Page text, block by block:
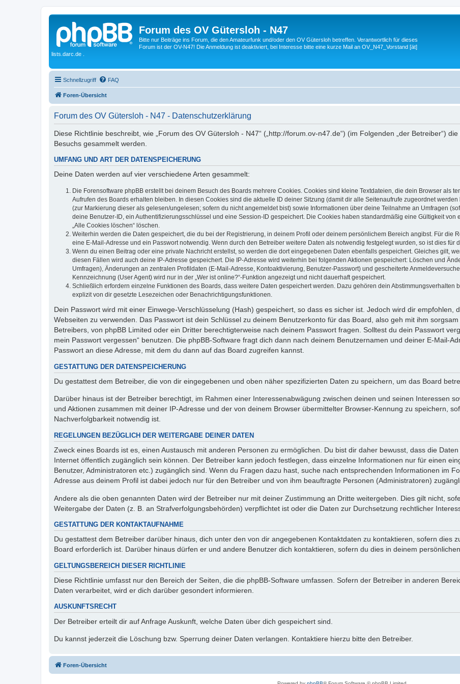
Forum des OV Gütersloh - N47
Bitte nur Beiträge ins Forum, die den Amateurfunk und/oder den OV Gütersloh betreffen. Verantwortlich für dieses
Forum ist der OV-N47! Die Anmeldung ist deaktiviert, bei Interesse bitte eine kurze Mail an OV_N47_Vorstand [ät]
lists.darc.de .
Schnellzugriff FAQ
Foren-Übersicht
Forum des OV Gütersloh - N47 - Datenschutzerklärung
Diese Richtlinie beschreibt, wie „Forum des OV Gütersloh - N47“ („http://forum.ov-n47.de“) (im Folgenden „der Betreiber“)
Besuchs gesammelt werden.
UMFANG UND ART DER DATENSPEICHERUNG
Deine Daten werden auf vier verschiedene Arten gesammelt:
Die Forensoftware phpBB erstellt bei deinem Besuch des Boards mehrere Cookies. Cookies sind kleine Textdateien, die dein Browser als
Aufrufen des Boards erhalten bleiben. In diesen Cookies sind die aktuelle ID deiner Sitzung (damit dir alle Seitenaufrufe zugeordnet
(zur Markierung dieser als gelesen/ungelesen; sofern du nicht angemeldet bist) sowie Informationen über deine Teilnahme an Umfragen
deine Benutzer-ID, ein Authentifizierungsschlüssel und eine Session-ID gespeichert. Die Cookies haben standardmäßig eine Gültigkeit von
„Alle Cookies löschen“ löschen.
Weiterhin werden die Daten gespeichert, die du bei der Registrierung, in deinem Profil oder deinem persönlichem Bereich angibst. Für die
eine E-Mail-Adresse und ein Passwort notwendig. Wenn durch den Betreiber weitere Daten als notwendig festgelegt wurden, so ist dies für
Wenn du einen Beitrag oder eine private Nachricht erstellst, so werden die dort eingegebenen Daten ebenfalls gespeichert. Gleiches gilt,
diesen Fällen wird auch deine IP-Adresse gespeichert. Die IP-Adresse wird weiterhin bei folgenden Aktionen gespeichert: Löschen und
Umfragen), Änderungen an zentralen Profildaten (E-Mail-Adresse, Kontoaktivierung, Benutzer-Passwort) und gescheiterte
Kennzeichnung (User Agent) wird nur in der „Wer ist online?“-Funktion angezeigt und nicht dauerhaft gespeichert.
Schließlich erfordern einzelne Funktionen des Boards, dass weitere Daten gespeichert werden. Dazu gehören dein Abstimmungsverhalten
explizit von dir gesetzte Lesezeichen oder Benachrichtigungsfunktionen.
Dein Passwort wird mit einer Einwege-Verschlüsselung (Hash) gespeichert, so dass es sicher ist. Jedoch wird dir empfohlen,
Webseiten zu verwenden. Das Passwort ist dein Schlüssel zu deinem Benutzerkonto für das Board, also geh mit ihm
Betreibers, von phpBB Limited oder ein Dritter berechtigterweise nach deinem Passwort fragen. Solltest du dein Passwort
mein Passwort vergessen“ benutzen. Die phpBB-Software fragt dich dann nach deinem Benutzernamen und deiner E-Mail-
Passwort an diese Adresse, mit dem du dann auf das Board zugreifen kannst.
GESTATTUNG DER DATENSPEICHERUNG
Du gestattest dem Betreiber, die von dir eingegebenen und oben näher spezifizierten Daten zu speichern, um das Board
Darüber hinaus ist der Betreiber berechtigt, im Rahmen einer Interessenabwägung zwischen deinen und seinen Interessen
und Aktionen zusammen mit deiner IP-Adresse und der von deinem Browser übermittelter Browser-Kennung zu speichern,
Nachverfolgbarkeit notwendig ist.
REGELUNGEN BEZÜGLICH DER WEITERGABE DEINER DATEN
Zweck eines Boards ist es, einen Austausch mit anderen Personen zu ermöglichen. Du bist dir daher bewusst, dass die
Internet öffentlich zugänglich sein können. Der Betreiber kann jedoch festlegen, dass einzelne Informationen nur für einen
Benutzer, Administratoren etc.) zugänglich sind. Wenn du Fragen dazu hast, suche nach entsprechenden Informationen im
Adresse aus deinem Profil ist dabei jedoch nur für den Betreiber und von ihm beauftragte Personen (Administratoren)
Andere als die oben genannten Daten wird der Betreiber nur mit deiner Zustimmung an Dritte weitergeben. Dies gilt nicht,
Weitergabe der Daten (z. B. an Strafverfolgungsbehörden) verpflichtet ist oder die Daten zur Durchsetzung rechtlicher
GESTATTUNG DER KONTAKTAUFNAHME
Du gestattest dem Betreiber darüber hinaus, dich unter den von dir angegebenen Kontaktdaten zu kontaktieren, sofern dies
Board erforderlich ist. Darüber hinaus dürfen er und andere Benutzer dich kontaktieren, sofern du dies in deinem
GELTUNGSBEREICH DIESER RICHTLINIE
Diese Richtlinie umfasst nur den Bereich der Seiten, die die phpBB-Software umfassen. Sofern der Betreiber in anderen
Daten verarbeitet, wird er dich darüber gesondert informieren.
AUSKUNFTSRECHT
Der Betreiber erteilt dir auf Anfrage Auskunft, welche Daten über dich gespeichert sind.
Du kannst jederzeit die Löschung bzw. Sperrung deiner Daten verlangen. Kontaktiere hierzu bitte den Betreiber.
Foren-Übersicht